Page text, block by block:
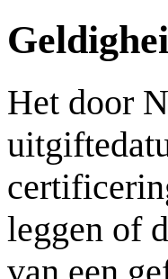
Het door
leggen of